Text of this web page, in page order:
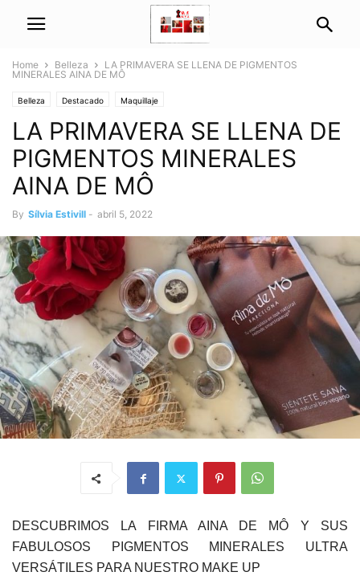
Home Belleza
LA PRIMAVERA SE LLENA DE PIGMENTOS
MINERALES AINA DE MÔ
Belleza Destacado Maquillaje
LA PRIMAVERA SE LLENA DE
PIGMENTOS MINERALES
AINA DE MÔ
By Sílvia Estivill - abril 5, 2022
DESCUBRIMOS LA FIRMA AINA DE MÔ Y SUS
FABULOSOS PIGMENTOS MINERALES ULTRA
VERSÁTILES PARA NUESTRO MAKE UP